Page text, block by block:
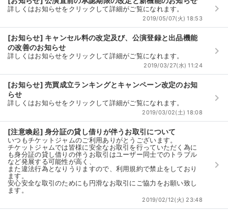
詳しくはお知らせをクリックして詳細がご覧になれます。
2019/05/07(火) 18:53
keyboard_arrow_right
[お知らせ] キャンセル料の改定及び、公演登録と出品機能
の改善のお知らせ
詳しくはお知らせをクリックして詳細がご覧になれます。
2019/03/27(水) 11:24
keyboard_arrow_right
[お知らせ] 売買成立ランキングとキャンペーン改定のお知
らせ
詳しくはお知らせをクリックして詳細がご覧になれます。
2019/03/02(土) 18:08
keyboard_arrow_right
[注意喚起] 身分証の貸し借りが伴うお取引について
いつもチケットジャムのご利用ありがとうございます。
チケットジャムでは皆様に安全なお取引を行っていただく為に
も身分証の貸し借りの伴うお取引はユーザー同士でのトラブル
など発展する可能性が高く、
また違法行為となりうりますので、利用規約で禁止をしており
ます。
安心安全な取引のためにも円滑なお取引にご協力をお願い致し
ます。
2019/02/12(火) 23:48
keyboard_arrow_right